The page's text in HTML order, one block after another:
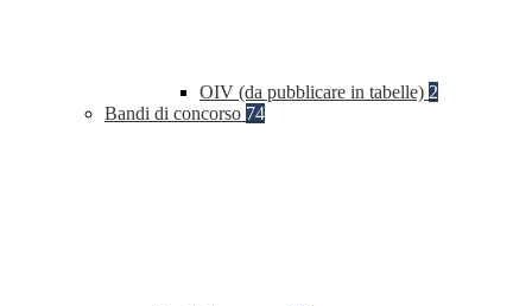
OIV (da pubblicare in tabelle) 2
Bandi di concorso 74